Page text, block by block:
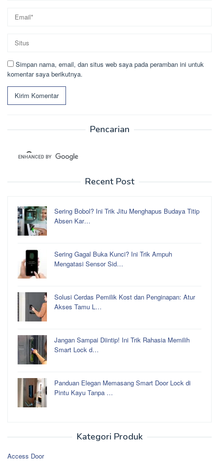
Simpan nama, email, dan situs web saya pada peramban ini untuk
komentar saya berikutnya.
Pencarian
Recent Post
Sering Bobol? Ini Trik Jitu Menghapus Budaya Titip
Absen Kar…
Sering Gagal Buka Kunci? Ini Trik Ampuh
Mengatasi Sensor Sid…
Solusi Cerdas Pemilik Kost dan Penginapan: Atur
Akses Tamu L…
Jangan Sampai Diintip! Ini Trik Rahasia Memilih
Smart Lock d…
Panduan Elegan Memasang Smart Door Lock di
Pintu Kayu Tanpa …
Kategori Produk
Access Door